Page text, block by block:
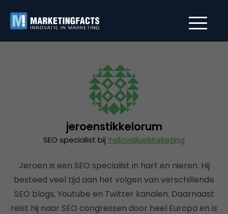
jeroenstikkelorum
SEO specialist bij YellowBlueMarketing
Jeroen is een SEO specialist in hart en nieren. Hij
besteed veel tijd aan het volgen van verschillende
SEO blogs, Youtube en Twitter kanalen. Daarnaast
reist hij naar SEO congressen door heel Europa en is